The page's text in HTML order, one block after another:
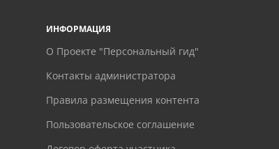
ИНФОРМАЦИЯ
О Проекте "Персональный гид"
Контакты администратора
Правила размещения контента
Пользовательское соглашение